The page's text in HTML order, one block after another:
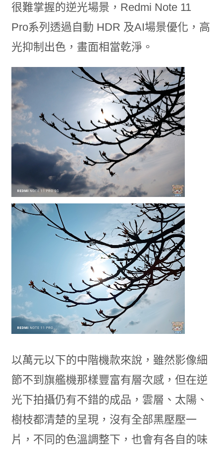
很難掌握的逆光場景，Redmi Note 11
Pro系列透過自動 HDR 及AI場景優化，高
光抑制出色，畫面相當乾淨。
以萬元以下的中階機款來說，雖然影像細
節不到旗艦機那樣豐富有層次感，但在逆
光下拍攝仍有不錯的成品，雲層、太陽、
樹枝都清楚的呈現，沒有全部黑壓壓一
片，不同的色溫調整下，也會有各自的味